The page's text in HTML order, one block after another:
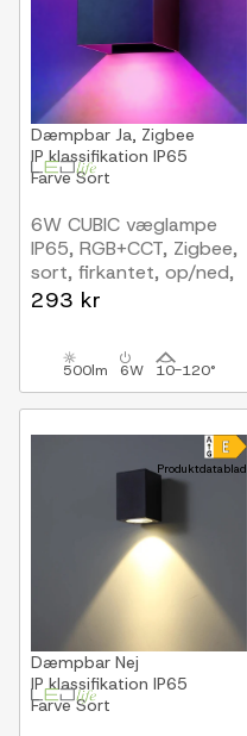
Dæmpbar Ja, Zigbee
IP klassifikation IP65
FarveSort
6W CUBIC væglampe
IP65, RGB+CCT, Zigbee,
sort, firkantet, op/ned,
justerbar, inde / ude,
293 kr
500lm 6W 10-120°
Produktdatablad
Dæmpbar Nej
IP klassifikation IP65
FarveSort